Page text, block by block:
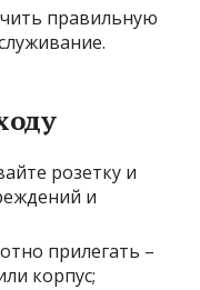
правильную
розетку и
и
прилегать –
корпус;